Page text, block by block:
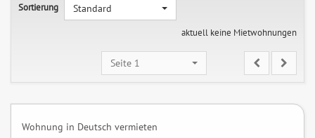
Sortierung
Standard
aktuell keine Mietwohnungen
Seite 1
Wohnung in Deutsch vermieten